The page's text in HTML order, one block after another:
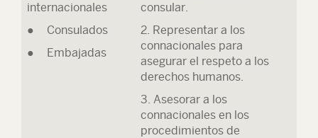
internacionales
● Consulados
● Embajadas
consular.
2. Representar a los
connacionales para
asegurar el respeto a los
derechos humanos.
3. Asesorar a los
connacionales en los
procedimientos de